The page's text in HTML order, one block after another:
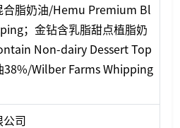
合脂奶油/Hemu Premium Bl
；金钻含乳脂甜点植脂奶
ntain Non-dairy Dessert Top
38%/Wilber Farms Whipping
司